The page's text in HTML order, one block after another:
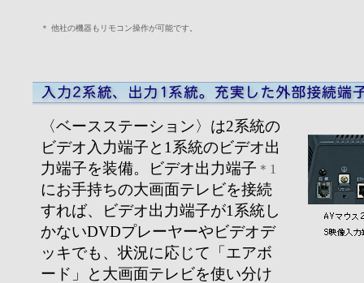
＊ 他社の機器もリモコン操作が可能です。
〈ベースステーション〉は2系統の
ビデオ入力端子と1系統のビデオ出
力端子を装備。ビデオ出力端子 ＊1
にお手持ちの大画面テレビを接続
すれば、ビデオ出力端子が1系統し
かないDVDプレーヤーやビデオデ
ッキでも、状況に応じて「エアボ
ード」と大画面テレビを使い分け